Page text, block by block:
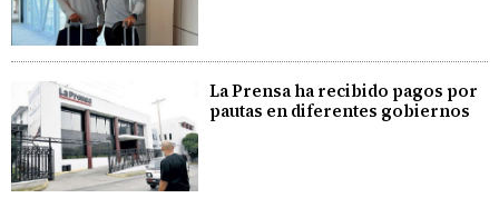
La Prensa ha recibido pagos por
pautas en diferentes gobiernos